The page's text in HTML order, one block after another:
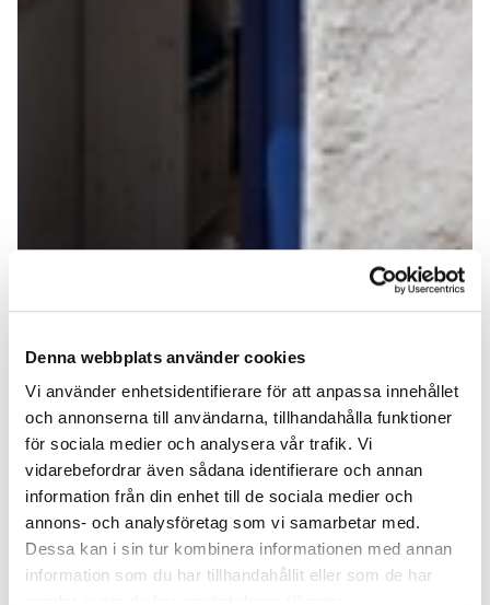
Denna webbplats använder cookies
Vi använder enhetsidentifierare för att anpassa innehållet
och annonserna till användarna, tillhandahålla funktioner
för sociala medier och analysera vår trafik. Vi
vidarebefordrar även sådana identifierare och annan
information från din enhet till de sociala medier och
annons- och analysföretag som vi samarbetar med.
Dessa kan i sin tur kombinera informationen med annan
information som du har tillhandahållit eller som de har